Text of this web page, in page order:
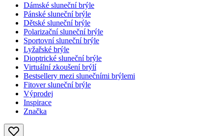
Dámské sluneční brýle
Pánské sluneční brýle
Dětské sluneční brýle
Polarizační sluneční brýle
Sportovní sluneční brýle
Lyžařské brýle
Dioptrické sluneční brýle
Virtuální zkoušení brýlí
Bestsellery mezi slunečními brýlemi
Fitover sluneční brýle
Výprodej
Inspirace
Značka